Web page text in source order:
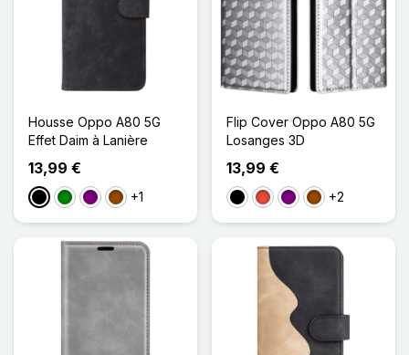
Housse Oppo A80 5G
Effet Daim à Lanière
13,99 €
NoirVertVioletMarron
+1
Flip Cover Oppo A80 5G
Losanges 3D
13,99 €
NoirRougeVioletMarron
+2